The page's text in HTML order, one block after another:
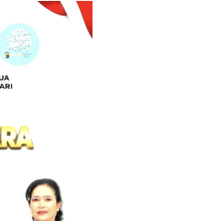
NTT atas
Dugaan
tindak pidana
Penipuan